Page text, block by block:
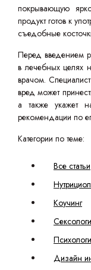
покрывающую
продукт готов к
съедобные
Перед введением
в лечебных целях
врачом.
вред может
а также укажет
рекомендации по
Категории по теме:
Все статьи
Коучинг
Дизайн